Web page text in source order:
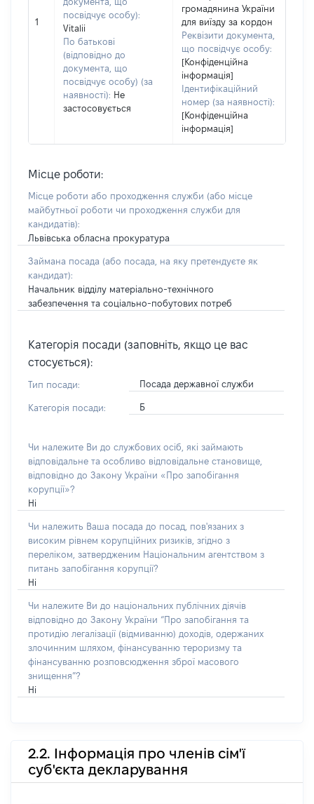
1
посвідчує особу):
Vitalii
По батькові
(відповідно до
документа, що
посвідчує особу) (за
наявності): Не
застосовується
громадянина України
для виїзду за кордон
Реквізити документа,
що посвідчує особу:
[Конфіденційна
інформація]
Ідентифікаційний
номер (за наявності):
[Конфіденційна
інформація]
Місце роботи:
Місце роботи або проходження служби (або місце
майбутньої роботи чи проходження служби для
кандидатів):
Львівська обласна прокуратура
Займана посада (або посада, на яку претендуєте як
кандидат):
Начальник відділу матеріально-технічного
забезпечення та соціально-побутових потреб
Категорія посади (заповніть, якщо це вас
стосується):
Тип посади: Посада державної служби
Категорія посади: Б
Чи належите Ви до службових осіб, які займають
відповідальне та особливо відповідальне становище,
відповідно до Закону України «Про запобігання
корупції»?
Ні
Чи належить Ваша посада до посад, пов'язаних з
високим рівнем корупційних ризиків, згідно з
переліком, затвердженим Національним агентством з
питань запобігання корупції?
Ні
Чи належите Ви до національних публічних діячів
відповідно до Закону України “Про запобігання та
протидію легалізації (відмиванню) доходів, одержаних
злочинним шляхом, фінансуванню тероризму та
фінансуванню розповсюдження зброї масового
знищення”?
Ні
2.2. Інформація про членів сім'ї
суб'єкта декларування